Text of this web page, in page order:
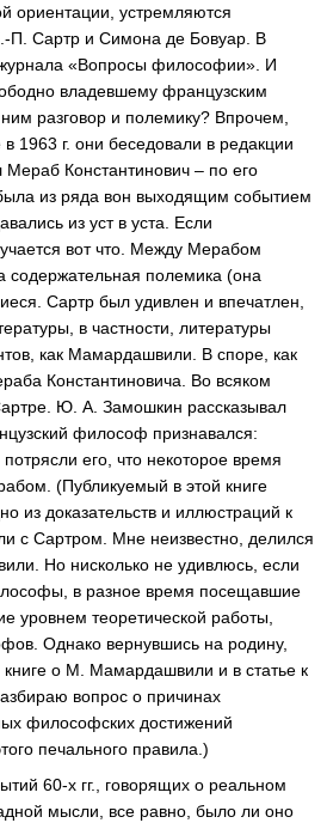
ориентации, устремляются
П. Сартр и Симона де Бовуар. В
«Вопросы философии». И
владевшему французским
разговор и полемику? Впрочем,
г. они беседовали в редакции
Константинович – по его
из ряда вон выходящим событием
из уст в уста. Если
вот что. Между Мерабом
полемика (она
Сартр был удивлен и впечатлен,
в частности, литературы
как Мамардашвили. В споре, как
Константиновича. Во всяком
Ю. А. Замошкин рассказывал
философ признавался:
его, что некоторое время
(Публикуемый в этой книге
из доказательств и иллюстраций к
с Сартром. Мне неизвестно, делился
Но нисколько не удивлюсь, если
в разное время посещавшие
уровнем теоретической работы,
Однако вернувшись на родину,
о М. Мамардашвили и в статье к
вопрос о причинах
философских достижений
печального правила.)
60-х гг., говорящих о реальном
мысли, все равно, было ли оно